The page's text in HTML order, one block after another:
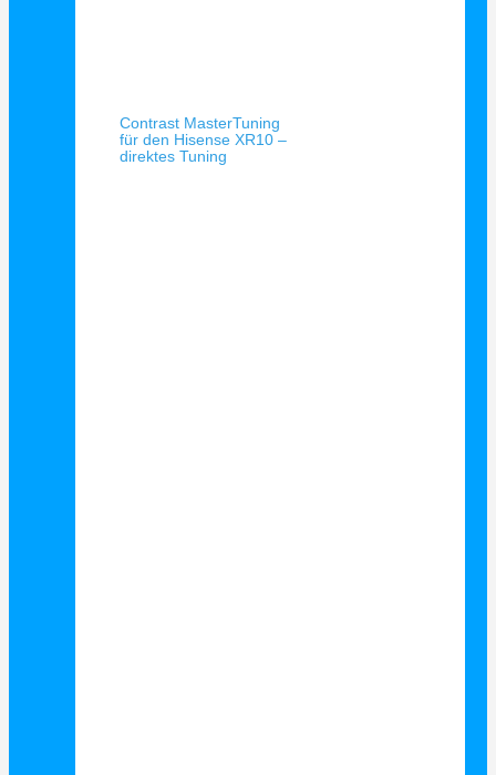
Contrast MasterTuning
für den Hisense XR10 –
direktes Tuning